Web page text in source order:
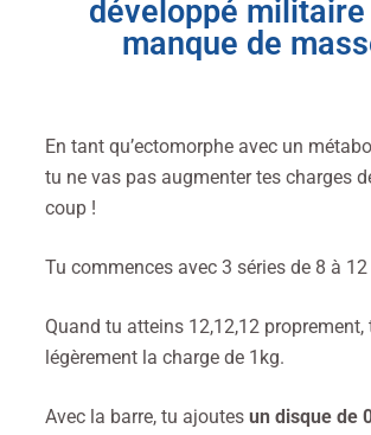
développé
manque de
En tant qu’ectomorphe avec un
tu ne vas pas augmenter tes charges
coup !
Tu commences avec 3 séries de 8 à
Quand tu atteins 12,12,12
légèrement la charge de 1kg.
Avec la barre, tu ajoutes un disque de